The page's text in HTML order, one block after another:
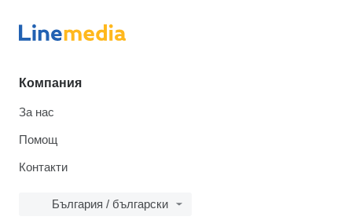
Компания
За нас
Помощ
Контакти
България / български